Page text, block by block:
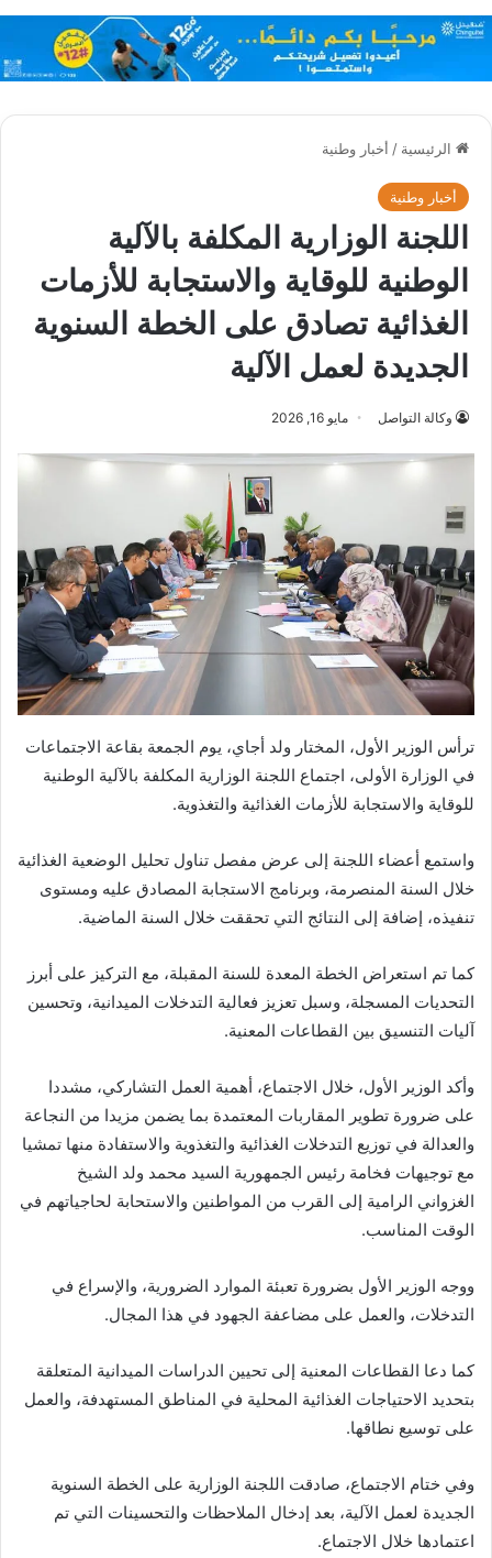
الرئيسية / أخبار وطنية
أخبار وطنية
اللجنة الوزارية المكلفة بالآلية
الوطنية للوقاية والاستجابة للأزمات
الغذائية تصادق على الخطة السنوية
الجديدة لعمل الآلية
وكالة التواصل مايو 16, 2026
ترأس الوزير الأول، المختار ولد أجاي، يوم الجمعة بقاعة الاجتماعات
في الوزارة الأولى، اجتماع اللجنة الوزارية المكلفة بالآلية الوطنية
للوقاية والاستجابة للأزمات الغذائية والتغذوية.
واستمع أعضاء اللجنة إلى عرض مفصل تناول تحليل الوضعية الغذائية
خلال السنة المنصرمة، وبرنامج الاستجابة المصادق عليه ومستوى
تنفيذه، إضافة إلى النتائج التي تحققت خلال السنة الماضية.
كما تم استعراض الخطة المعدة للسنة المقبلة، مع التركيز على أبرز
التحديات المسجلة، وسبل تعزيز فعالية التدخلات الميدانية، وتحسين
آليات التنسيق بين القطاعات المعنية.
وأكد الوزير الأول، خلال الاجتماع، أهمية العمل التشاركي، مشددا
على ضرورة تطوير المقاربات المعتمدة بما يضمن مزيدا من النجاعة
والعدالة في توزيع التدخلات الغذائية والتغذوية والاستفادة منها تمشيا
مع توجيهات فخامة رئيس الجمهورية السيد محمد ولد الشيخ
الغزواني الرامية إلى القرب من المواطنين والاستحابة لحاجياتهم في
الوقت المناسب.
ووجه الوزير الأول بضرورة تعبئة الموارد الضرورية، والإسراع في
التدخلات، والعمل على مضاعفة الجهود في هذا المجال.
كما دعا القطاعات المعنية إلى تحيين الدراسات الميدانية المتعلقة
بتحديد الاحتياجات الغذائية المحلية في المناطق المستهدفة، والعمل
على توسيع نطاقها.
وفي ختام الاجتماع، صادقت اللجنة الوزارية على الخطة السنوية
الجديدة لعمل الآلية، بعد إدخال الملاحظات والتحسينات التي تم
اعتمادها خلال الاجتماع.